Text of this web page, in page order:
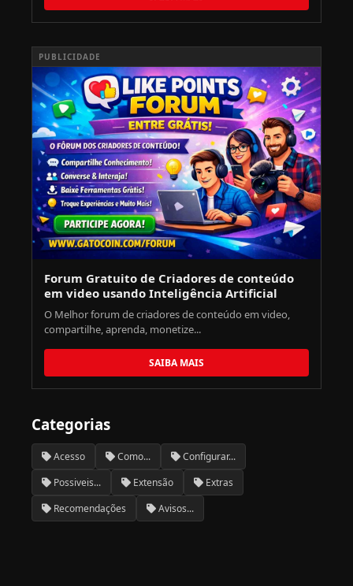
PUBLICIDADE
Forum Gratuito de Criadores de conteúdo
em video usando Inteligência Artificial
O Melhor forum de criadores de conteúdo em video,
compartilhe, aprenda, monetize...
SAIBA MAIS
Categorias
Acesso Como...
Configurar...
Possiveis...
Extensão
Extras
Recomendações
Avisos...